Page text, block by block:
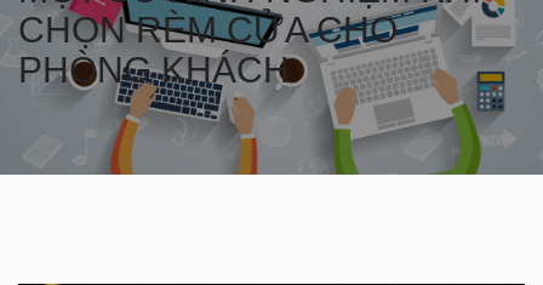
CHỌN RÈM CỬA CHO
PHÒNG KHÁCH